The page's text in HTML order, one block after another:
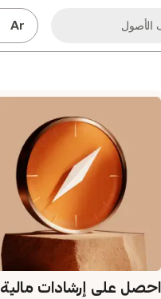
Ar
الأصول العملاقة المُدارة
احصل على إرشادات مالية